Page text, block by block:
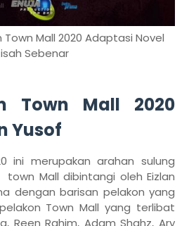
Town Mall 2020 Adaptasi Novel
Sebenar
Town Mall 2020
Yusof
ini merupakan arahan sulung
town Mall dibintangi oleh Eizlan
dengan barisan pelakon yang
Town Mall yang terlibat
Reen Rahim, Adam Shahz, Ary